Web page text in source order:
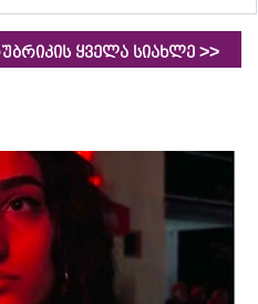
ყველა სიახლე >>